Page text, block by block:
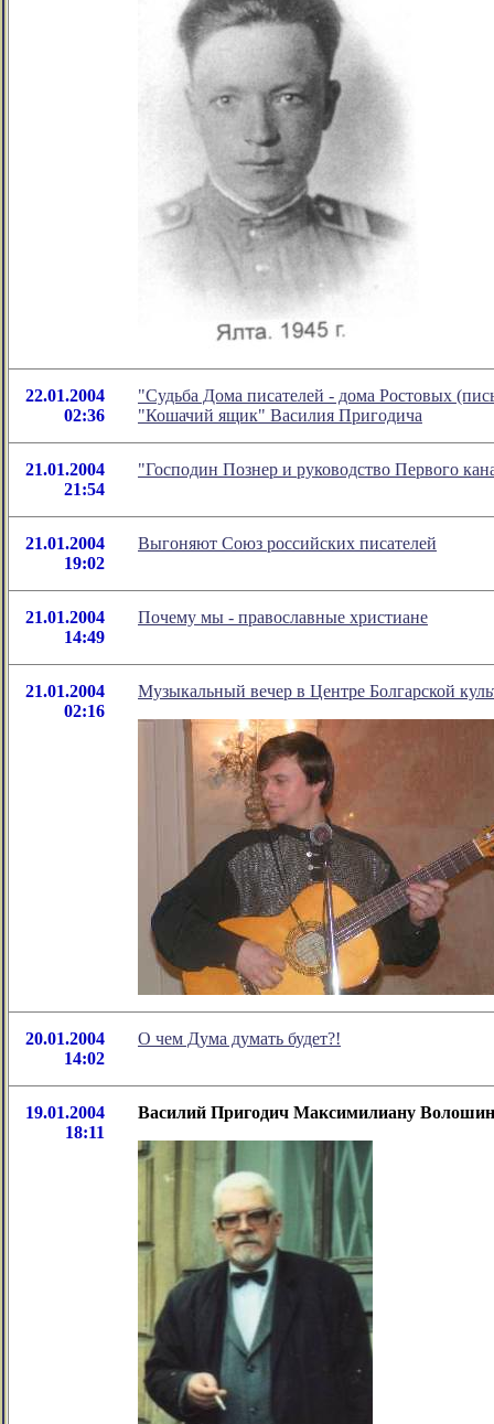
22.01.2004
02:36
"Судьба Дома писателей - дома Ростовых
"Кошачий ящик" Василия Пригодича
21.01.2004
21:54
"Господин Познер и руководство Первого
21.01.2004
19:02
Выгоняют Союз российских писателей
21.01.2004
14:49
Почему мы - православные христиане
21.01.2004
02:16
Музыкальный вечер в Центре Болгарской
20.01.2004
14:02
О чем Дума думать будет?!
19.01.2004
18:11
Василий Пригодич Максимилиану